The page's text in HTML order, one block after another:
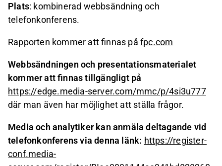
Plats: kombinerad webbsändning och
telefonkonferens.
Rapporten kommer att finnas på fpc.com
Webbsändningen och presentationsmaterialet
kommer att finnas tillgängligt på
https://edge.media-server.com/mmc/p/4si3u777
där man även har möjlighet att ställa frågor.
Media och analytiker kan anmäla deltagande vid
telefonkonferens via denna länk: https://register-
conf.media-